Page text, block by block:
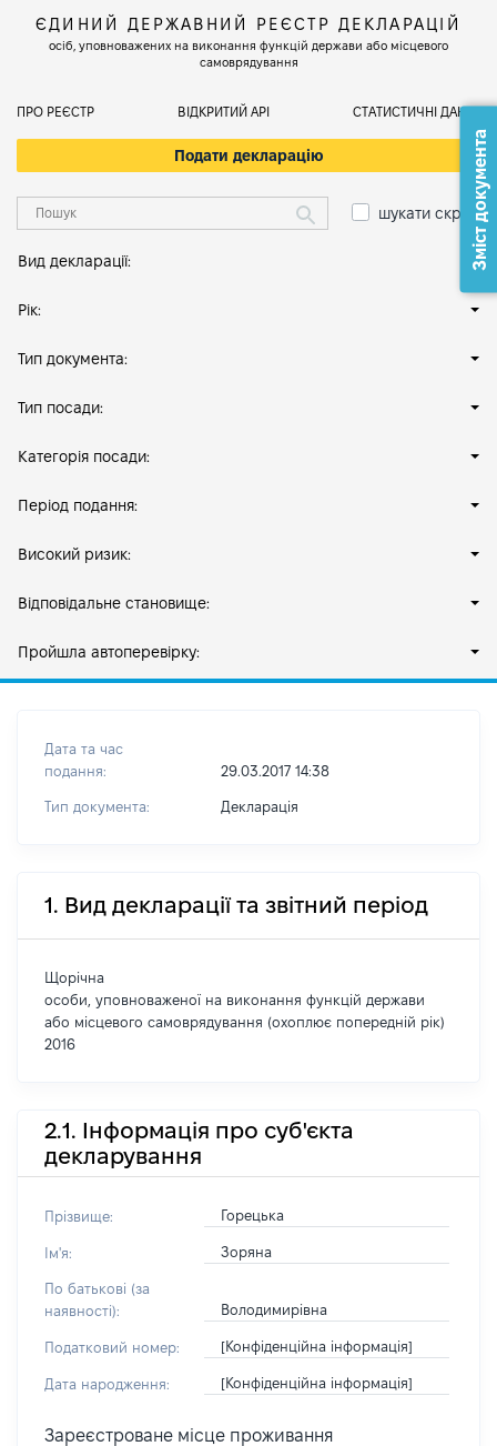
ЄДИНИЙ ДЕРЖАВНИЙ РЕЄСТР ДЕКЛАРАЦІЙ
осіб, уповноважених на виконання функцій держави або місцевого
самоврядування
ПРО РЕЄСТР ВІДКРИТИЙ АРІ СТАТИСТИЧНІ ДАНІ
Подати декларацію
шукати скрізь
Вид декларації:
Рік:
Тип документа:
Тип посади:
Категорія посади:
Період подання:
Високий ризик:
Відповідальне становище:
Пройшла автоперевірку:
Дата та час
подання:
29.03.2017 14:38
Тип документа: Декларація
1. Вид декларації та звітний період
Щорічна
особи, уповноваженої на виконання функцій держави
або місцевого самоврядування (охоплює попередній рік)
2016
2.1. Інформація про суб'єкта
декларування
Прізвище: Горецька
Ім'я: Зоряна
По батькові (за
наявності):
Володимирівна
Податковий номер: [Конфіденційна інформація]
Дата народження: [Конфіденційна інформація]
Зареєстроване місце проживання
Зміст документа